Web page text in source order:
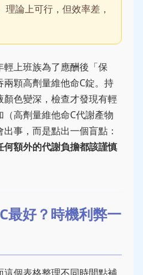
論上可行，但效率差，
上班族為了應酬後「保
顆高劑量維他命C錠。持
色變深，檢查才發現有輕
高劑量維他命C代謝產物
事，而是點出一個盲點：
額外的代謝負擔都該謹慎
最好？時機利弊一